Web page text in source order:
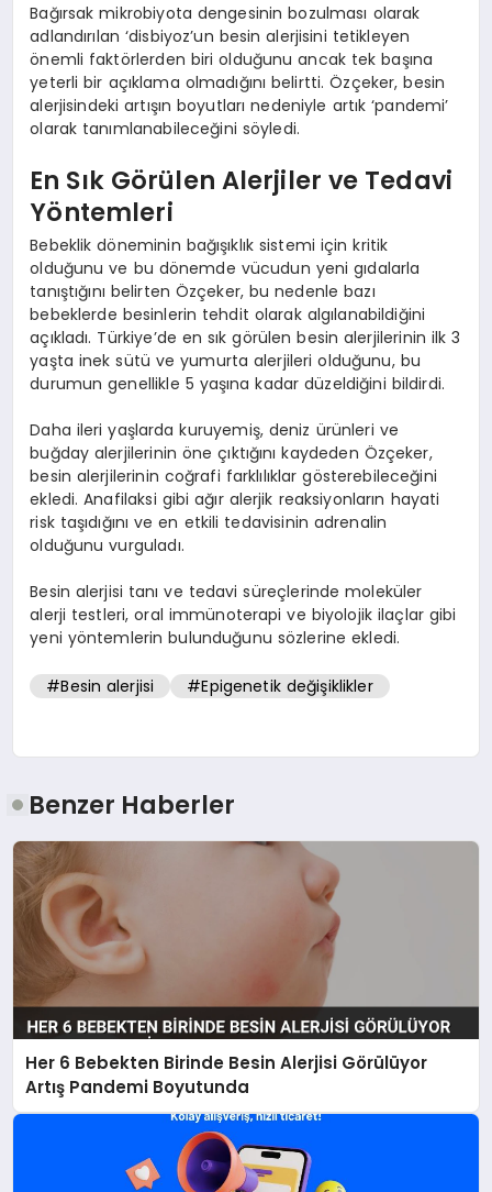
Bağırsak mikrobiyota dengesinin bozulması olarak
adlandırılan ‘disbiyoz’un besin alerjisini tetikleyen
önemli faktörlerden biri olduğunu ancak tek başına
yeterli bir açıklama olmadığını belirtti. Özçeker, besin
alerjisindeki artışın boyutları nedeniyle artık ‘pandemi’
olarak tanımlanabileceğini söyledi.
En Sık Görülen Alerjiler ve Tedavi
Yöntemleri
Bebeklik döneminin bağışıklık sistemi için kritik
olduğunu ve bu dönemde vücudun yeni gıdalarla
tanıştığını belirten Özçeker, bu nedenle bazı
bebeklerde besinlerin tehdit olarak algılanabildiğini
açıkladı. Türkiye’de en sık görülen besin alerjilerinin ilk 3
yaşta inek sütü ve yumurta alerjileri olduğunu, bu
durumun genellikle 5 yaşına kadar düzeldiğini bildirdi.
Daha ileri yaşlarda kuruyemiş, deniz ürünleri ve
buğday alerjilerinin öne çıktığını kaydeden Özçeker,
besin alerjilerinin coğrafi farklılıklar gösterebileceğini
ekledi. Anafilaksi gibi ağır alerjik reaksiyonların hayati
risk taşıdığını ve en etkili tedavisinin adrenalin
olduğunu vurguladı.
Besin alerjisi tanı ve tedavi süreçlerinde moleküler
alerji testleri, oral immünoterapi ve biyolojik ilaçlar gibi
yeni yöntemlerin bulunduğunu sözlerine ekledi.
#Besin alerjisi #Epigenetik değişiklikler
Benzer Haberler
Her 6 Bebekten Birinde Besin Alerjisi Görülüyor
Artış Pandemi Boyutunda